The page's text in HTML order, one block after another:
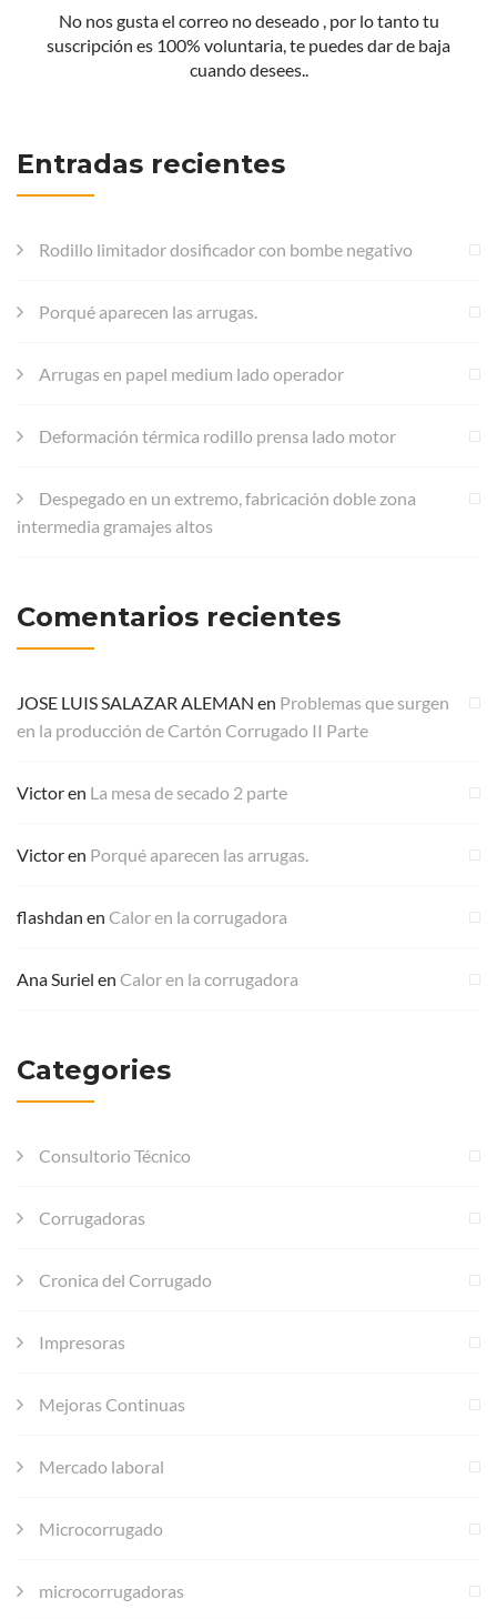
No nos gusta el correo no deseado , por lo tanto tu
suscripción es 100% voluntaria, te puedes dar de baja
cuando desees..
Entradas recientes
Rodillo limitador dosificador con bombe negativo
Porqué aparecen las arrugas.
Arrugas en papel medium lado operador
Deformación térmica rodillo prensa lado motor
Despegado en un extremo, fabricación doble zona
intermedia gramajes altos
Comentarios recientes
JOSE LUIS SALAZAR ALEMAN en Problemas que surgen
en la producción de Cartón Corrugado II Parte
Victoren La mesa de secado 2 parte
Victoren Porqué aparecen las arrugas.
flashdan en Calor en la corrugadora
Ana Suriel en Calor en la corrugadora
Categories
Consultorio Técnico
Corrugadoras
Cronica del Corrugado
Impresoras
Mejoras Continuas
Mercado laboral
Microcorrugado
microcorrugadoras